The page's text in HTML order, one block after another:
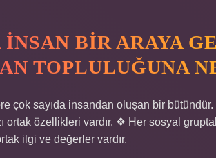
INSAN BIR ARAYA
TOPLULUĞUNA
çok sayıda insandan oluşan bir
ortak özellikleri vardır. ❖ Her sosyal
ilgi ve değerler vardır.